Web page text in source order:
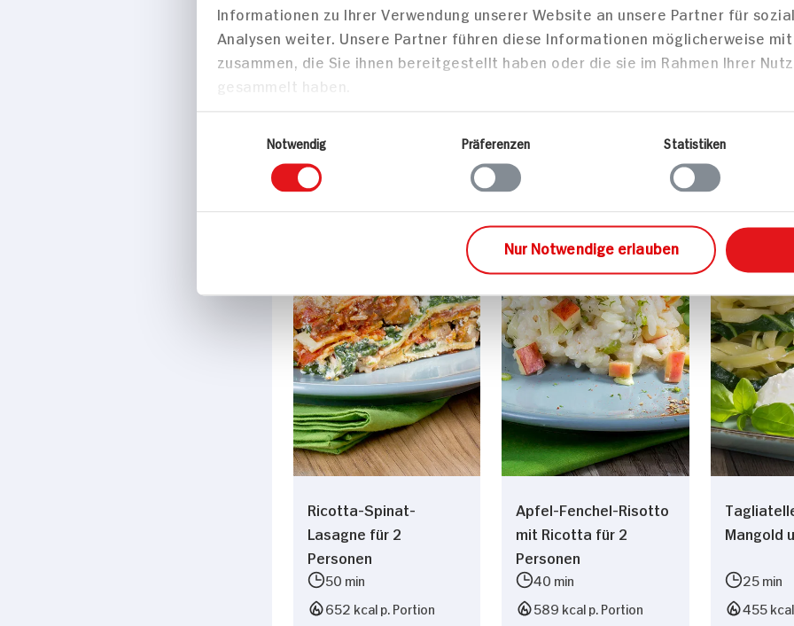
Informationen zu Ihrer Verwendung unserer Website an unsere Partner für
Analysen weiter. Unsere Partner führen diese Informationen möglicherweise
zusammen, die Sie ihnen bereitgestellt haben oder die sie im Rahmen Ihrer
gesammelt haben.
Notwendig
Präferenzen Statistiken
Nur Notwendige erlauben
75 min
584 kcal p. Portion
Vegetarisch
13 min
Ricotta-Spinat-
Lasagne für 2
Personen
50 min
652 kcal p. Portion
Apfel-Fenchel-Risotto
mit Ricotta für 2
Personen
40 min
589 kcal p. Portion
Mangold
25 min
455